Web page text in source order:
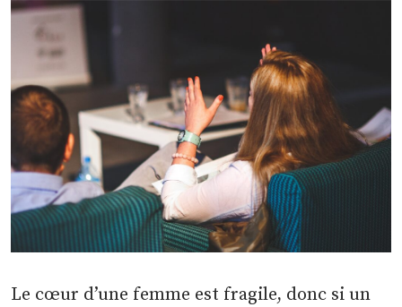
Le cœur d’une femme est fragile, donc si un